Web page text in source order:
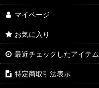
マイページ
お気に入り
最近チェックしたアイテム
特定商取引法表示